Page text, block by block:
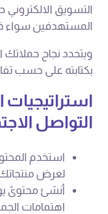
التسويق
المستهدفين سواء
ويتحدد نجاح حملاتك
بكتابته على حسب
التواصل
استخدم
لعرض
أنشئ محتوىً
اهتمامات